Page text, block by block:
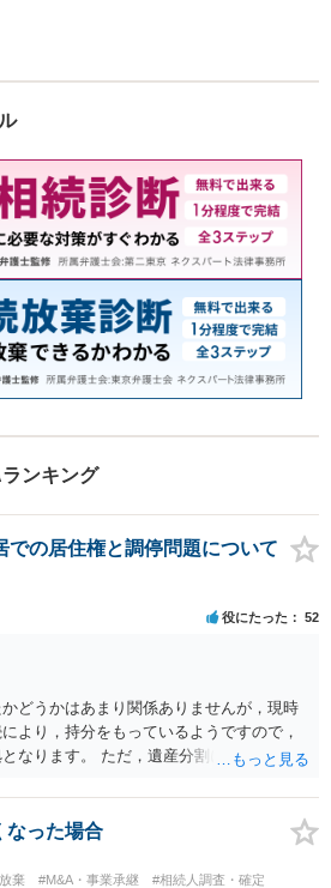
応分野多数。お気軽にご
ンキング
での居住権と調停問題について
役にたった 52
どうかはあまり関係ありませんが，現時
より，持分をもっているようですので，
なります。 ただ，遺産分割により，母の
なった場合
棄 #M&A・事業承継
#相続人調査・確定